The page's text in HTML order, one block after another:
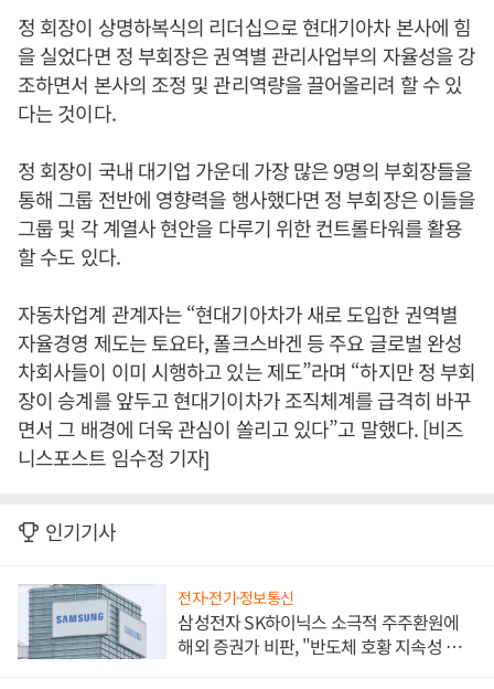
정 회장이 상명하복식의 리더십으로 현대기아차 본사에 힘
을 실었다면 정 부회장은 권역별 관리사업부의 자율성을 강
조하면서 본사의 조정 및 관리역량을 끌어올리려 할 수 있
다는 것이다.
정 회장이 국내 대기업 가운데 가장 많은 9명의 부회장들을
통해 그룹 전반에 영향력을 행사했다면 정 부회장은 이들을
그룹 및 각 계열사 현안을 다루기 위한 컨트롤타워를 활용
할 수도 있다.
자동차업계 관계자는 “현대기아차가 새로 도입한 권역별
자율경영 제도는 토요타, 폴크스바겐 등 주요 글로벌 완성
차회사들이 이미 시행하고 있는 제도”라며 “하지만 정 부회
장이 승계를 앞두고 현대기이차가 조직체계를 급격히 바꾸
면서 그 배경에 더욱 관심이 쏠리고 있다”고 말했다. [비즈
니스포스트 임수정 기자]
인기기사
전자·전기·정보통신
삼성전자 SK하이닉스 소극적 주주환원에
해외 증권가 비판, "반도체 호황 지속성 의